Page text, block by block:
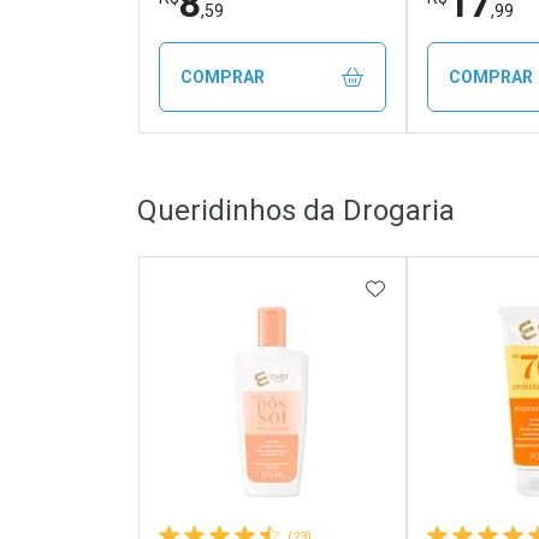
,59
COMPRAR
Laboratório
Por Menos
,99
COMPRAR
Por
Queridinhos da Drogaria
ADICIONAR AOS